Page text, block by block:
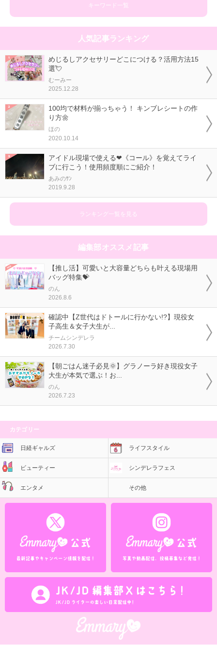
キーワード一覧
人気記事ランキング
めじるしアクセサリーどこにつける？活用方法15
選💘
むーみー
2025.12.28
100均で材料が揃っちゃう！ キンブレシートの作
り方🌼
ほの
2020.10.14
アイドル現場で使える❤《コール》を覚えてライ
ブに行こう！使用頻度順にご紹介！
あみのｻﾝ
2019.9.28
ランキング一覧を見る
編集部オススメ記事
【推し活】可愛いと大容量どちらも叶える現場用
バッグ特集💝
のん
2026.8.6
確認中【Z世代はドトールに行かない!?】現役女
子高生＆女子大生が...
チームシンデレラ
2026.7.30
【朝ごはん迷子必見🌞】グラノーラ好き現役女子
大生が本気で選ぶ！お...
のん
2026.7.23
カテゴリー
日経ギャルズ ライフスタイル
ビューティー シンデレラフェス
エンタメ その他